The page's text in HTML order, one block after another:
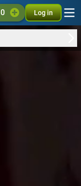
0 Log in